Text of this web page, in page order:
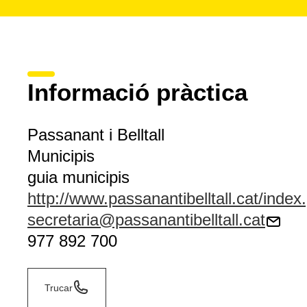
Informació pràctica
Passanant i Belltall
Municipis
guia municipis
http://www.passanantibelltall.cat/
secretaria@passanantibelltall.cat
977 892 700
Trucar